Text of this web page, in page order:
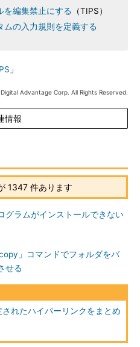
を編集禁止にする （TIPS）
ムの入力規則を定義する
」
Advantage Corp. All Rights Reserved.
情報
1347 件あります
グラムがインストールできない
」コマンドでフォルダをバ
せる
れたハイパーリンクをまとめ